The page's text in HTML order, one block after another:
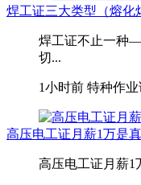
焊工证三大类型（熔化
焊工证不止一种
切...
1小时前 特种作
高压电工证月薪1万是
高压电工证月薪1